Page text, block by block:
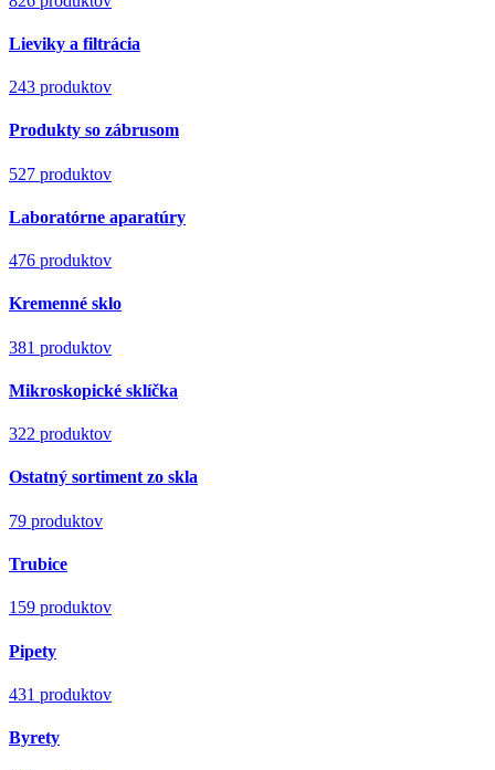
Lieviky a filtrácia
243 produktov
Produkty so zábrusom
527 produktov
Laboratórne aparatúry
476 produktov
Kremenné sklo
381 produktov
Mikroskopické sklíčka
322 produktov
Ostatný sortiment zo skla
79 produktov
Trubice
159 produktov
Pipety
431 produktov
Byrety